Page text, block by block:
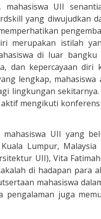
UII
yang diwujudkan
merupakan istilah
di luar
dan kepercayaan
lengkap,
lingkungan
mengikuti
UII yang
Lumpur, Malaysia
UII), Vita
di hadapan para
mahasiswa
juga